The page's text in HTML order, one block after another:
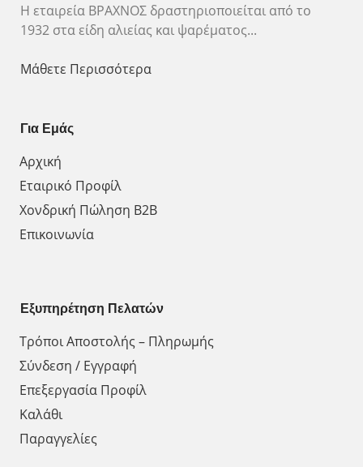
Η εταιρεία ΒΡΑΧΝΟΣ δραστηριοποιείται από το
1932 στα είδη αλιείας και ψαρέματος...
Μάθετε Περισσότερα
Για Εμάς
Αρχική
Εταιρικό Προφίλ
Χονδρική Πώληση Β2Β
Επικοινωνία
Εξυπηρέτηση Πελατών
Τρόποι Αποστολής – Πληρωμής
Σύνδεση / Εγγραφή
Επεξεργασία Προφίλ
Καλάθι
Παραγγελίες